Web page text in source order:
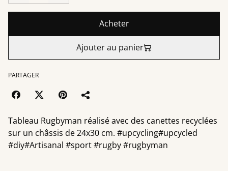
Acheter
Ajouter au panier
PARTAGER
Tableau Rugbyman réalisé avec des canettes recyclées
sur un châssis de 24x30 cm. #upcycling#upcycled
#diy#Artisanal #sport #rugby #rugbyman